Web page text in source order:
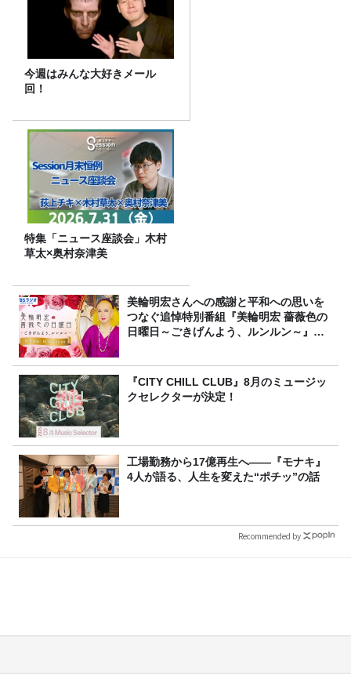
今週はみんな大好きメール
回！
特集「ニュース座談会」木村
草太×奥村奈津美
美輪明宏さんへの感謝と平和への思いを
つなぐ追悼特別番組『美輪明宏 薔薇色の
日曜日～ごきげんよう、ルンルン～』
『CITY CHILL CLUB』8月のミュージッ
クセレクターが決定！
工場勤務から17億再生へ——『モナキ』
4人が語る、人生を変えた“ポチッ”の話
Recommended by